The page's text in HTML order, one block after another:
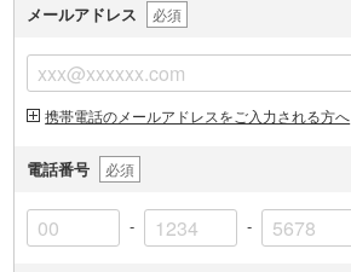
メールアドレス 必須
携帯電話のメールアドレスをご入力される方へ
電話番号 必須
- -